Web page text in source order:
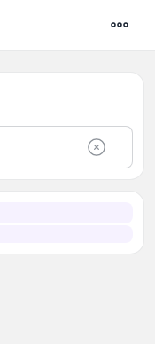
设置